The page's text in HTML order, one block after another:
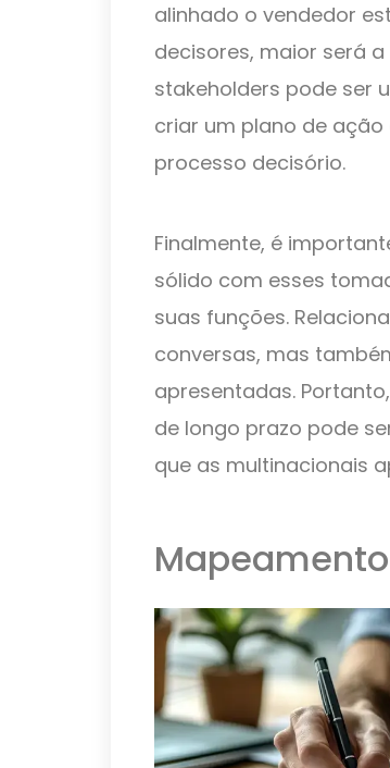
alinhado o vendedor
decisores, maior será
stakeholders pode ser
criar um plano de
processo decisório.
Finalmente, é
sólido com esses
suas funções.
conversas, mas
apresentadas.
de longo prazo pode
que as multinacionais